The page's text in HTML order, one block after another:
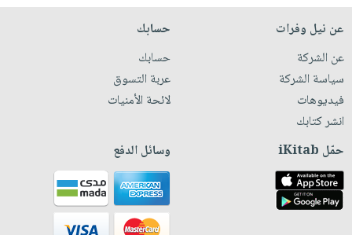
عن نيل وفرات
عن الشركة
سياسة الشركة
فيديوهات
انشر كتابك
حسابك
حسابك
عربة التسوق
لائحة الأمنيات
حمّل iKitab وسائل الدفع